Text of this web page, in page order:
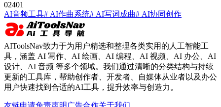
02401
AI音频工具# AI作曲系统# AI写词成曲# AI协同创作
AIToolsNav致力于为用户精选和整理各类实用的人工智能工
具，涵盖 AI 写作、AI 绘画、AI 编程、AI 视频、AI 办公、AI
设计、AI 音频 等多个领域。我们通过清晰的分类结构与持续
更新的工具库，帮助创作者、开发者、自媒体从业者以及办公
用户快速找到合适的AI工具，提升效率与创造力。